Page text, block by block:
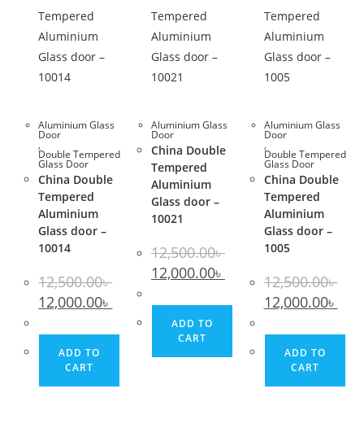
Aluminium Glass
Door
,
Double Tempered
Glass Door
China Double
Tempered
Aluminium
Glass door –
10014
12,500.00৳
Original
price
12,500.00৳ .
12,000.00৳ Current
price
12,000.00৳ .
ADD TO
CART
Aluminium Glass
Door
China Double
Tempered
Aluminium
Glass door –
10021
12,500.00৳
Original
price
12,500.00৳ .
12,000.00৳ price
12,000.00৳ .
ADD TO
CART
Aluminium Glass
Door
,
Double Tempered
Glass Door
China Double
Tempered
Aluminium
Glass door –
1005
12,500.00৳
Original
price
12,500.00৳ .
12,000.00৳price
ADD TO
CART